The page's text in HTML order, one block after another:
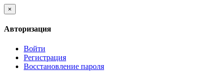
×
Авторизация
Войти
Регистрация
Восстановление пароля